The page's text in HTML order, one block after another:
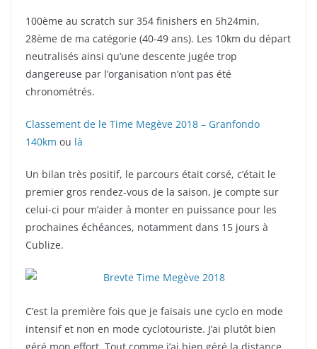
100ème au scratch sur 354 finishers en 5h24min,
28ème de ma catégorie (40-49 ans). Les 10km du départ
neutralisés ainsi qu’une descente jugée trop
dangereuse par l’organisation n’ont pas été
chronométrés.
Classement de le Time Megève 2018 – Granfondo
140km ou là
Un bilan très positif, le parcours était corsé, c’était le
premier gros rendez-vous de la saison, je compte sur
celui-ci pour m’aider à monter en puissance pour les
prochaines échéances, notamment dans 15 jours à
Cublize.
C’est la première fois que je faisais une cyclo en mode
intensif et non en mode cyclotouriste. J’ai plutôt bien